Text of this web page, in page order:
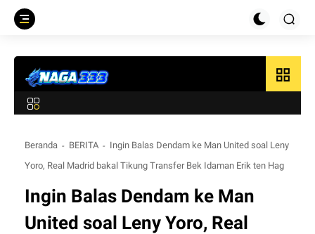
grid_view
Beranda BERITA
Ingin Balas Dendam ke Man United soal Leny
Yoro, Real Madrid bakal Tikung Transfer Bek Idaman Erik ten Hag
Ingin Balas Dendam ke Man
United soal Leny Yoro, Real